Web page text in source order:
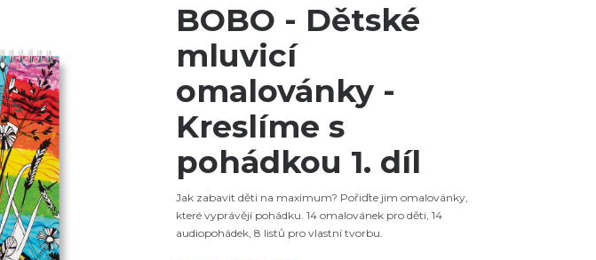
BOBO - Dětské
mluvicí
omalovánky -
Kreslíme s
pohádkou 1. díl
Jak zabavit děti na maximum? Pořiďte jim omalovánky,
které vyprávějí pohádku. 14 omalovánek pro děti, 14
audiopohádek, 8 listů pro vlastní tvorbu.